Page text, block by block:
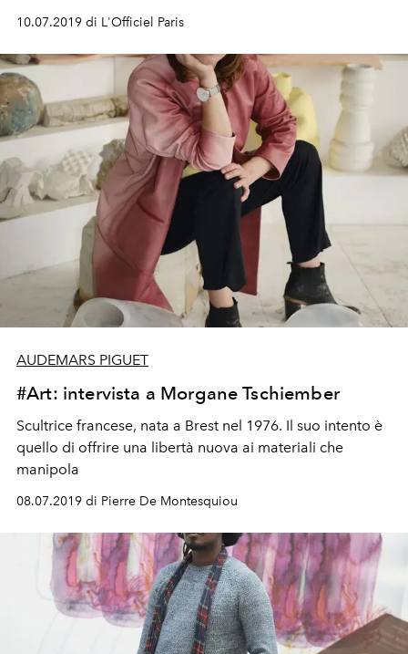
10.07.2019 di L'Officiel Paris
AUDEMARS PIGUET
#Art: intervista a Morgane Tschiember
Scultrice francese, nata a Brest nel 1976. Il suo intento è
quello di offrire una libertà nuova ai materiali che
manipola
08.07.2019 di Pierre De Montesquiou